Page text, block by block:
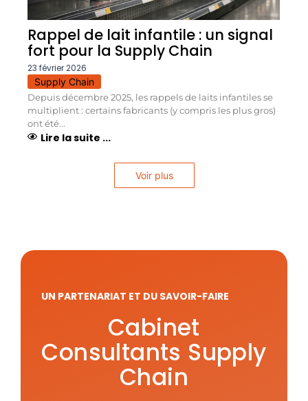
Rappel de lait infantile : un signal
fort pour la Supply Chain
23 février 2026
Supply Chain
Depuis décembre 2025, les rappels de laits infantiles se
multiplient : certains fabricants (y compris les plus gros)
ont été...
Lire la suite ...
Voir plus
UN PARTENARIAT ET DU SAVOIR-FAIRE
Cabinet
Consultants Supply
Chain